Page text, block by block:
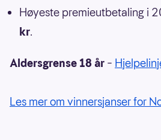
Høyeste premieutbetaling i
kr.
Aldersgrense 18 år –
Les mer om vinnersjanser for